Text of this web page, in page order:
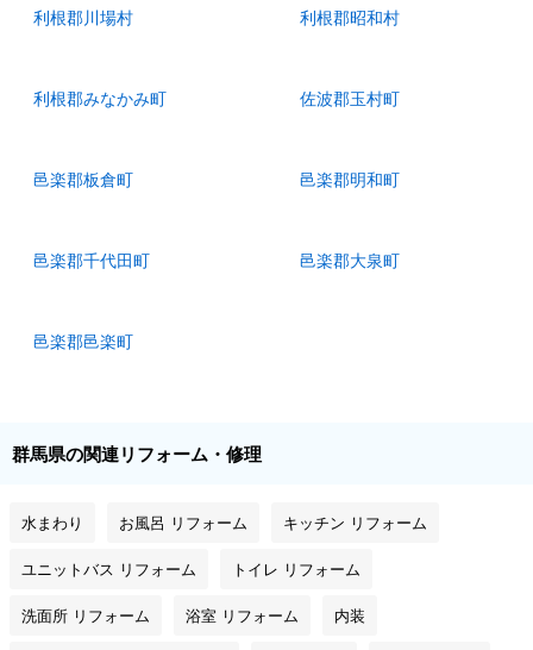
利根郡川場村 利根郡昭和村
利根郡みなかみ町 佐波郡玉村町
邑楽郡板倉町 邑楽郡明和町
邑楽郡千代田町 邑楽郡大泉町
邑楽郡邑楽町
群馬県の関連リフォーム・修理
水まわり お風呂 リフォーム キッチン リフォーム
ユニットバス リフォーム トイレ リフォーム
洗面所 リフォーム 浴室 リフォーム 内装